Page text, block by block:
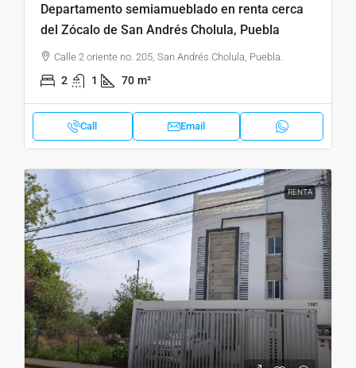
Departamento semiamueblado en renta cerca
del Zócalo de San Andrés Cholula, Puebla
Calle 2 oriente no. 205, San Andrés Cholula, Puebla.
2 1 70 m²
Call Email
RENTA